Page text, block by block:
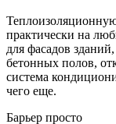
практически на
для фасадов
бетонных полов,
система
чего еще.
Барьер просто